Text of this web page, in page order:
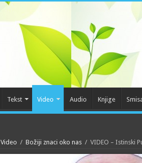
Tekst Video Audio Knjige
Video / Božiji znaci oko nas / VIDEO – Istinski